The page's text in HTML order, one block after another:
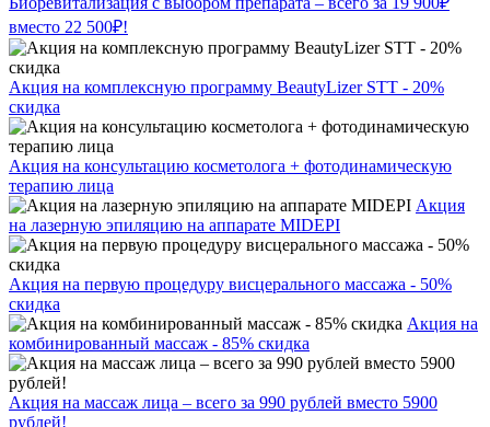
вместо 22 500₽!
Акция на комплексную программу BeautyLizer STT - 20%
скидка
Акция на консультацию косметолога + фотодинамическую
терапию лица
Акция
на лазерную эпиляцию на аппарате MIDEPI
Акция на первую процедуру висцерального массажа - 50%
скидка
Акция на
комбинированный массаж - 85% скидка
Акция на массаж лица – всего за 990 рублей вместо 5900
рублей!